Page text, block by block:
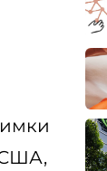
США,